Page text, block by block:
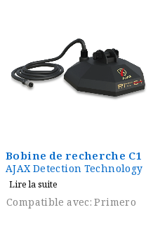
Bobine de recherche C1
AJAX Detection Technology
Lire la suite
Compatible avec: Primero